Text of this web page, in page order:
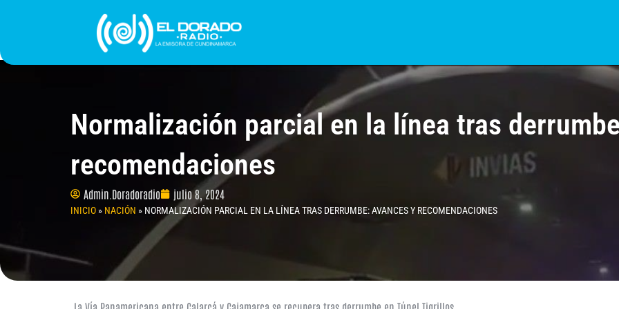
NOTICIAS COLOMBIA BOGOTÁ INTERNACIONAL PROVINCIAS
Normalización parcial en la línea tras
recomendaciones
Admin.Doradoradio julio 8, 2024
INICIO » NACIÓN » NORMALIZACIÓN PARCIAL EN LA LÍNEA TRAS DERRUMBE: AVANCES Y RECOMENDACIONES